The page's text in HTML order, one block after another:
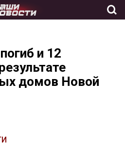
и 12
домов Новой